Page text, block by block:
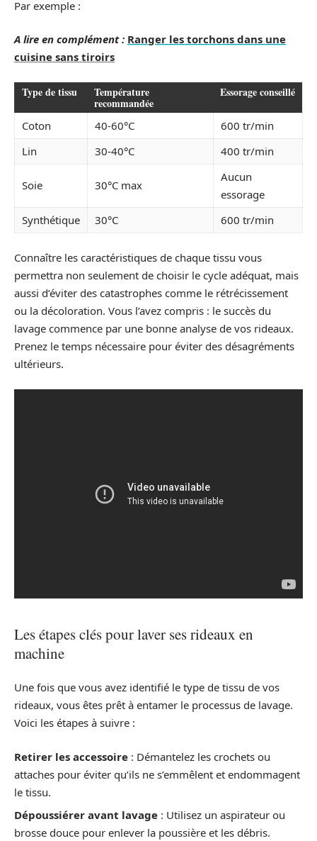
Par exemple :
A lire en complément : Ranger les torchons dans une
cuisine sans tiroirs
Type de tissu Température
recommandée
Essorage conseillé
Coton 40-60°C
600 tr/min
Lin
30-40°C 400 tr/min
Soie 30°C max
Aucun
essorage
Synthétique
30°C 600 tr/min
Connaître les caractéristiques de chaque tissu vous
permettra non seulement de choisir le cycle adéquat, mais
aussi d’éviter des catastrophes comme le rétrécissement
ou la décoloration. Vous l’avez compris : le succès du
lavage commence par une bonne analyse de vos rideaux.
Prenez le temps nécessaire pour éviter des désagréments
ultérieurs.
Les étapes clés pour laver ses rideaux en
machine
Une fois que vous avez identifié le type de tissu de vos
rideaux, vous êtes prêt à entamer le processus de lavage.
Voici les étapes à suivre :
Retirer les accessoire : Démantelez les crochets ou
attaches pour éviter qu’ils ne s’emmêlent et endommagent
le tissu.
Dépoussiérer avant lavage : Utilisez un aspirateur ou
brosse douce pour enlever la poussière et les débris.